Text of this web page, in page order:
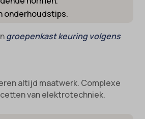
onderhoudstips.
groepenkast keuring volgens
altijd maatwerk. Complexe
van elektrotechniek.